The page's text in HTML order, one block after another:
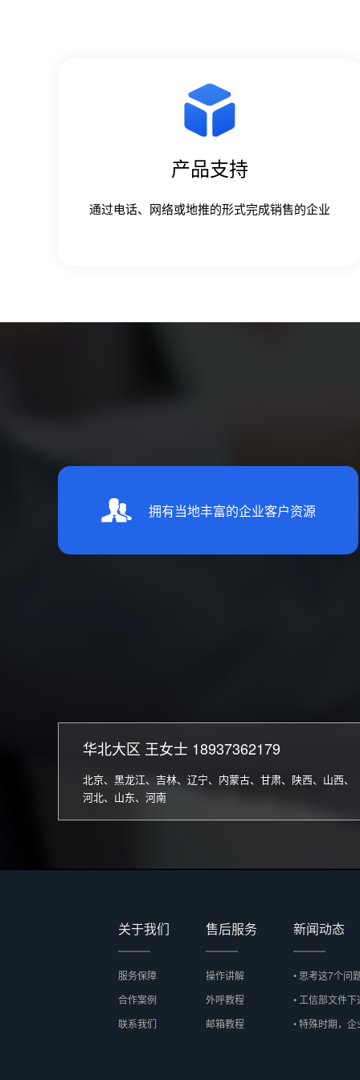
产品支持
通过电话、网络或地推的形式完成销售的企业
拥有当地丰富的企业客户资源
华北大区 王女士 18937362179
北京、黑龙江、吉林、辽宁、内蒙古、甘肃、陕西、山西、
河北、山东、河南
关于我们
服务保障
合作案例
联系我们
售后服务
操作讲解
外呼教程
邮箱教程
新闻动态
• 思考这7个问
• 工信部文件
• 特殊时期，